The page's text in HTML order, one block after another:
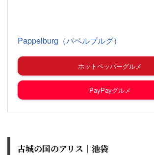
Pappelburg（パペルブルグ）
ホットペッパーグルメ
PayPayグルメ
古城の国のアリス｜池袋